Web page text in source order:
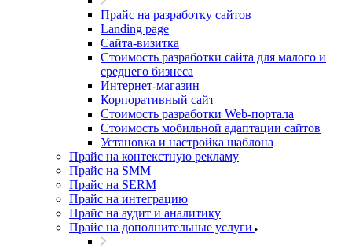
Прайс на разработку сайтов
Landing page
Cайта-визитка
Стоимость разработки сайта для малого и
среднего бизнеса
Интернет-магазин
Корпоративный сайт
Стоимость разработки Web-портала
Стоимость мобильной адаптации сайтов
Установка и настройка шаблона
Прайс на контекстную рекламу
Прайс на SMM
Прайс на SERM
Прайс на интеграцию
Прайс на аудит и аналитику
Прайс на дополнительные услуги